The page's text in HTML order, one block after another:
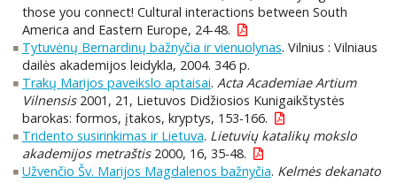
those you connect! Cultural interactions between South
America and Eastern Europe, 24-48.
Tytuvėnų Bernardinų bažnyčia ir vienuolynas. Vilnius : Vilniaus
dailės akademijos leidykla, 2004. 346 p.
Trakų Marijos paveikslo aptaisai. Acta Academiae Artium
Vilnensis2001, 21, Lietuvos Didžiosios Kunigaikštystės
barokas: formos, įtakos, kryptys, 153-166.
Tridento susirinkimas ir Lietuva. Lietuvių katalikų mokslo
akademijos metraštis2000, 16, 35-48.
Užvenčio Šv. Marijos Magdalenos bažnyčia. Kelmės dekanato